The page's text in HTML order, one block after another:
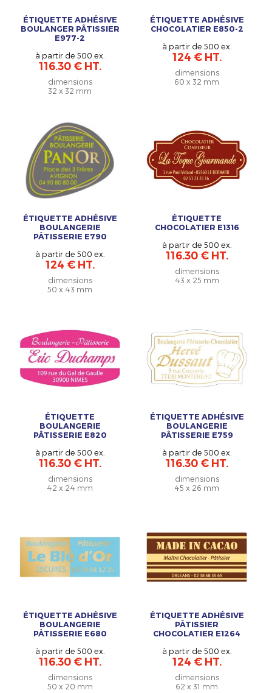
ÉTIQUETTE ADHÉSIVE
BOULANGER PÂTISSIER
E977-2
à partir de 500 ex.
116.30 € HT.
dimensions
32 x 32 mm
ÉTIQUETTE ADHÉSIVE
CHOCOLATIER E850-2
à partir de 500 ex.
124 € HT.
dimensions
60 x 32 mm
ÉTIQUETTE ADHÉSIVE
BOULANGERIE
PÂTISSERIE E790
à partir de 500 ex.
124 € HT.
dimensions
50 x 43 mm
ÉTIQUETTE
CHOCOLATIER E1316
à partir de 500 ex.
116.30 € HT.
dimensions
43 x 25 mm
ÉTIQUETTE
BOULANGERIE
PÂTISSERIE E820
à partir de 500 ex.
116.30 € HT.
dimensions
42 x 24 mm
ÉTIQUETTE ADHÉSIVE
BOULANGERIE
PÂTISSERIE E759
à partir de 500 ex.
116.30 € HT.
dimensions
45 x 26 mm
ÉTIQUETTE ADHÉSIVE
BOULANGERIE
PÂTISSERIE E680
à partir de 500 ex.
116.30 € HT.
dimensions
50 x 20 mm
ÉTIQUETTE ADHÉSIVE
PÂTISSIER
CHOCOLATIER E1264
à partir de 500 ex.
124 € HT.
dimensions
62 x 31 mm